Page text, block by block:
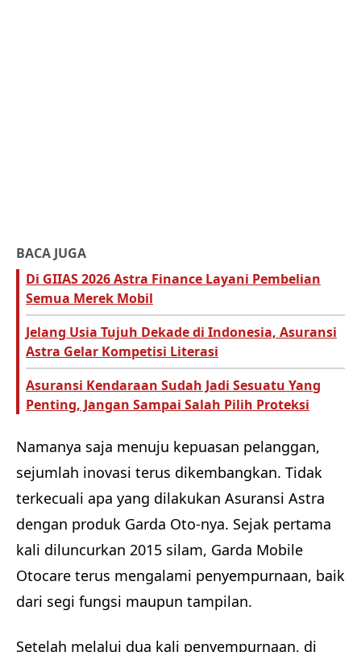
BACA JUGA
Di GIIAS 2026 Astra Finance Layani Pembelian
Semua Merek Mobil
Jelang Usia Tujuh Dekade di Indonesia, Asuransi
Astra Gelar Kompetisi Literasi
Asuransi Kendaraan Sudah Jadi Sesuatu Yang
Penting, Jangan Sampai Salah Pilih Proteksi
Namanya saja menuju kepuasan pelanggan,
sejumlah inovasi terus dikembangkan. Tidak
terkecuali apa yang dilakukan Asuransi Astra
dengan produk Garda Oto-nya. Sejak pertama
kali diluncurkan 2015 silam, Garda Mobile
Otocare terus mengalami penyempurnaan, baik
dari segi fungsi maupun tampilan.
Setelah melalui dua kali penyempurnaan, di